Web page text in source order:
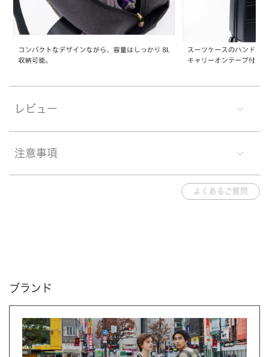
レビュー
注意事項
よくあるご質問
ブランド